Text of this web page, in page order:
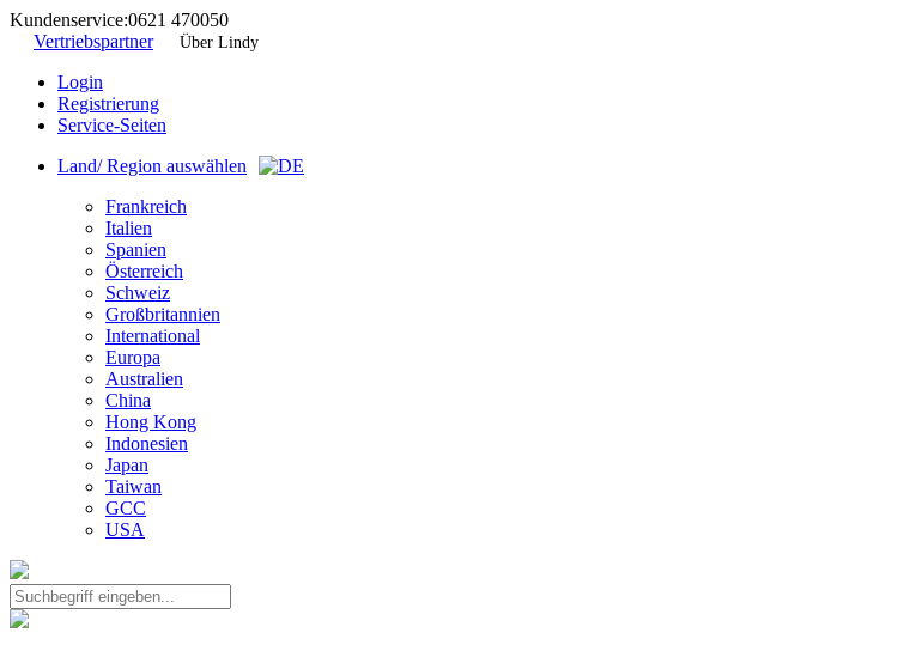
Kundenservice:0621 470050
Vertriebspartner
Über Lindy
Login
Registrierung
Service-Seiten
Land/ Region auswählen
Frankreich
Italien
Spanien
Österreich
Schweiz
Großbritannien
International
Europa
Australien
China
Hong Kong
Indonesien
Japan
Taiwan
GCC
USA